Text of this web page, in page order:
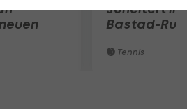
scheitert in
Bastad-
Tennis